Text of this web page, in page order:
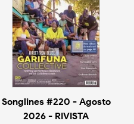
Songlines #220 - Agosto
2026 - RIVISTA